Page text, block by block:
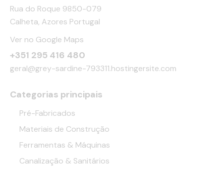
Rua do Roque 9850-079
Calheta, Azores Portugal
Ver no Google Maps
+351 295 416 480
geral@grey-sardine-793311.hostingersite.com
Categorias principais
Pré-Fabricados
Materiais de Construção
Ferramentas & Máquinas
Canalização & Sanitários